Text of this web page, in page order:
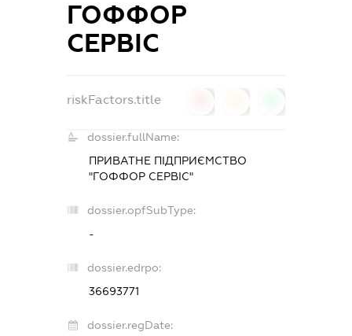
ГОФФОР
СЕРВІС
riskFactors.title
dossier.fullName:
ПРИВАТНЕ ПІДПРИЄМСТВО
"ГОФФОР СЕРВІС"
dossier.opfSubType:
-
dossier.edrpo:
36693771
dossier.regDate: